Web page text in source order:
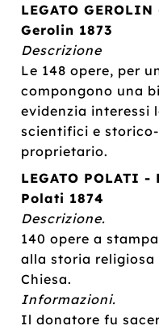
LEGATO
Gerolin 1873
Descrizione
Le 148 opere, per
compongono una
evidenzia interessi
scientifici e
proprietario.
LEGATO POLATI
Polati 1874
Descrizione.
140 opere a
alla storia
Chiesa.
Informazioni.
Il donatore fu